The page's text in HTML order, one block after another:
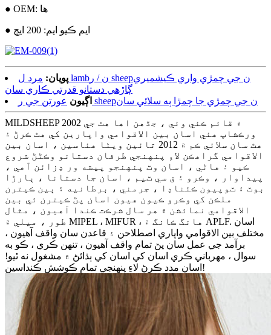
● OEM: ها
● ايم ڪيو ايم: 200 ايڇ
پويان: مرد ل lambن / ر sheepن جي چمڙي واري ڪيشميري
ڳاڙهي دستانو قدرتي ڪاري سان
اڳيون
عورتن جي ر sheepن جي چمڙي جا چمڙا ٻه سلائي سان
MILDSHEEP 2002 ۾ قائم ڪئي وئي ، جڏهن اها هٿ جي
ورڪشاپ هئي اسان بين الاقوامي واپارين کي هٿ ڪرڻ ۽
هٿ سان سلائي ڪم ۾ 2012 تائين ويٺا هئاسين ، اسان بين
الاقوامي گراهڪن لاءِ پنهنجي طرفان دستانو وڪڻڻ شروع
ڪيو ۽ هاڻي ، اسان وٽ پنهنجو پيشه ور ڊزائن آهي ،
پيداوار ، وڪرو ۽ ق سي ٽيم ، اسان جا دستانا ، ٻارڙا
بوٽ ۽ ٽوپيون ڪئناڊا ، جرمني ، برطانيه ۽ ٻين ڪيترن
ملڪن کي وڪرو ڪيون هيون اسان پڻ ڪيترن ئي بين
الاقوامي نمائشن ۾ هر سال شرڪت ڪندا آهيون ، مثال
طور ، ميلي ۾ MIPEL ، MIFUR ، هانگ ڪانگ ۾ APLF. اسان
مختلف بين الاقوامي واپاري اصطلاحن ۽ قاعدن سان واقف آهيون ،
برآمد جي عمل سان پڻ تمام واقف آهيون ، تنهن ڪري ، ڪو به
سوال ، مهرباني ڪري اسان کي اسان کي ٻڌائڻ ۾ مشغول نه ٿيو!
اسان مدد ڪرڻ لاءِ پنهنجي تمام ڪوشش ڪنداسين!